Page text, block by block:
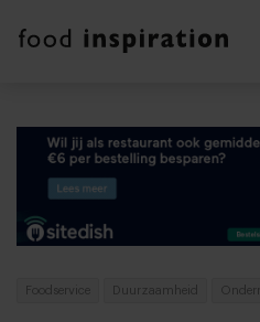
Foodservice Duurzaamheid